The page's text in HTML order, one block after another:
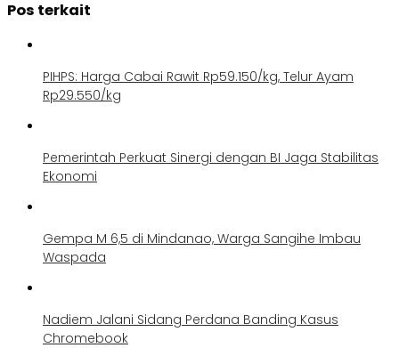
Pos terkait
PIHPS: Harga Cabai Rawit Rp59.150/kg, Telur Ayam
Rp29.550/kg
Pemerintah Perkuat Sinergi dengan BI Jaga Stabilitas
Ekonomi
Gempa M 6,5 di Mindanao, Warga Sangihe Imbau
Waspada
Nadiem Jalani Sidang Perdana Banding Kasus
Chromebook